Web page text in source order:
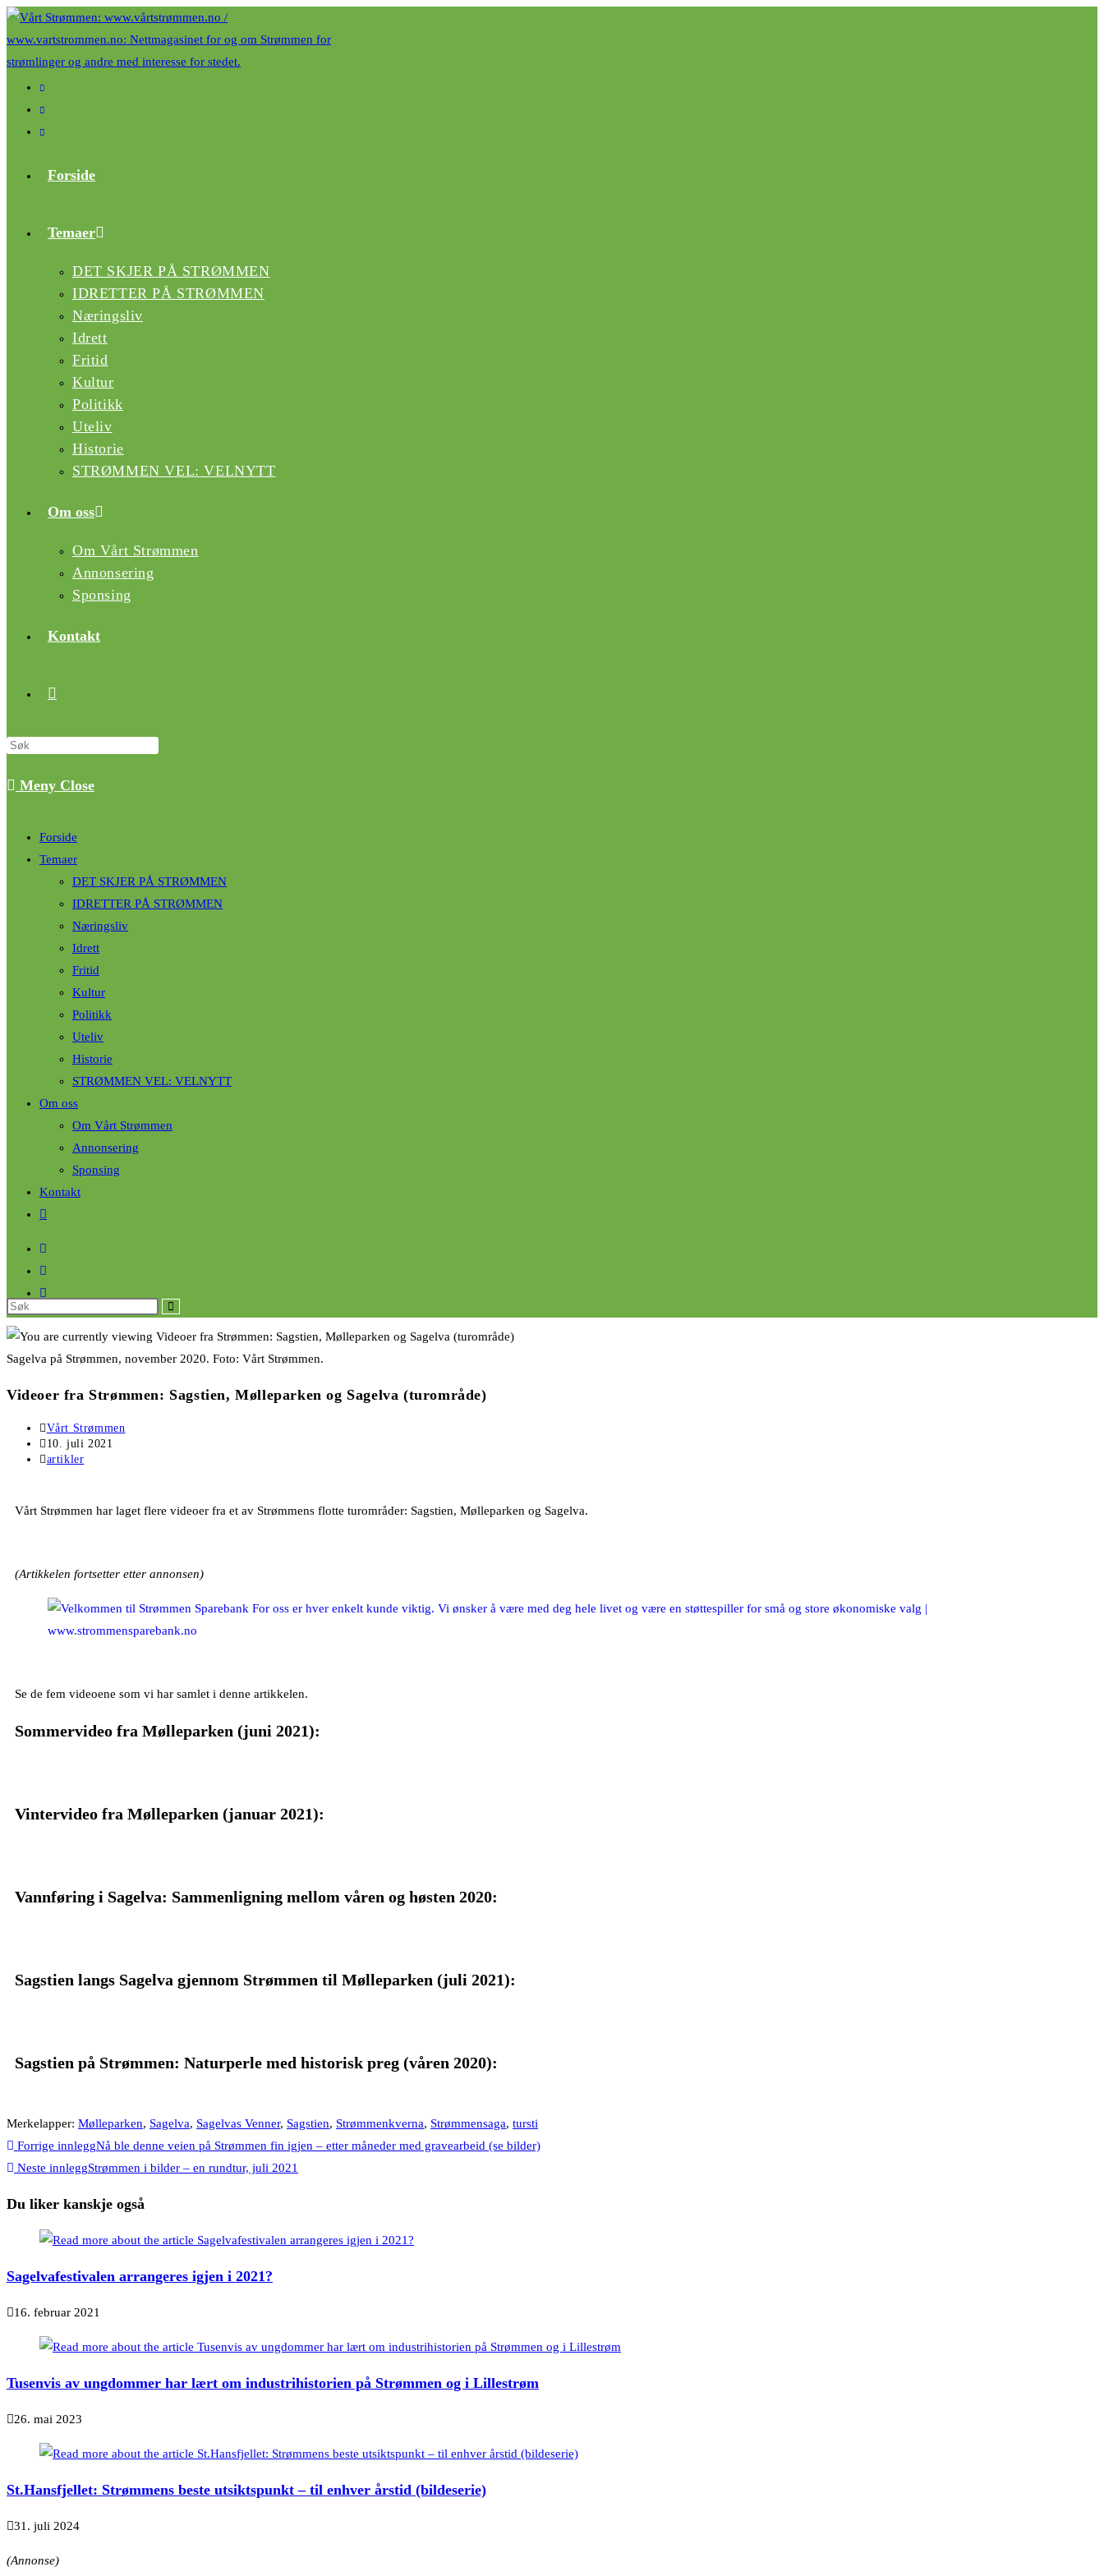
Forside
Temaer
DET SKJER PÅ STRØMMEN
IDRETTER PÅ STRØMMEN
Næringsliv
Idrett
Fritid
Kultur
Politikk
Uteliv
Historie
STRØMMEN VEL: VELNYTT
Om oss
Om Vårt Strømmen
Annonsering
Sponsing
Kontakt
Meny Close
Forside
Temaer
DET SKJER PÅ STRØMMEN
IDRETTER PÅ STRØMMEN
Næringsliv
Idrett
Fritid
Kultur
Politikk
Uteliv
Historie
STRØMMEN VEL: VELNYTT
Om oss
Om Vårt Strømmen
Annonsering
Sponsing
Kontakt
Sagelva på Strømmen, november 2020. Foto: Vårt Strømmen.
Videoer fra Strømmen: Sagstien, Mølleparken og Sagelva (turområde)
Vårt Strømmen
10. juli 2021
artikler
Vårt Strømmen har laget flere videoer fra et av Strømmens flotte turområder: Sagstien, Mølleparken og Sagelva.
(Artikkelen fortsetter etter annonsen)
Se de fem videoene som vi har samlet i denne artikkelen.
Sommervideo fra Mølleparken (juni 2021):
Vintervideo fra Mølleparken (januar 2021):
Vannføring i Sagelva: Sammenligning mellom våren og høsten 2020:
Sagstien langs Sagelva gjennom Strømmen til Mølleparken (juli 2021):
Sagstien på Strømmen: Naturperle med historisk preg (våren 2020):
Merkelapper: Mølleparken, Sagelva, Sagelvas Venner, Sagstien, Strømmenkverna, Strømmensaga, tursti
Forrige innleggNå ble denne veien på Strømmen fin igjen – etter måneder med gravearbeid (se bilder)
Neste innleggStrømmen i bilder – en rundtur, juli 2021
Du liker kanskje også
Sagelvafestivalen arrangeres igjen i 2021?
16. februar 2021
Tusenvis av ungdommer har lært om industrihistorien på Strømmen og i Lillestrøm
26. mai 2023
St.Hansfjellet: Strømmens beste utsiktspunkt – til enhver årstid (bildeserie)
31. juli 2024
(Annonse)